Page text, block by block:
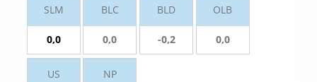
SLM
0,0
BLC
0,0
BLD
-0,2
OLB
0,0
US NP